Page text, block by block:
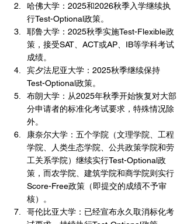
哈佛大学：2025和2026秋季入学继续执
行Test-Optional政策。
耶鲁大学：2025秋季实施Test-Flexible政
策，接受SAT、ACT或AP、IB等学科考试
成绩。
宾夕法尼亚大学：2025秋季继续保持
Test-Optional政策。
布朗大学：从2025年秋季开始恢复对大部
分申请者的标准化考试要求，特殊情况除
外。
康奈尔大学：五个学院（文理学院、工程
学院、人类生态学院、公共政策学院和劳
工关系学院）继续实行Test-Optional政
策，而农学院、建筑学院和商学院则实行
Score-Free政策（即提交的成绩不予审
核）。
哥伦比亚大学：已经宣布永久取消标化考